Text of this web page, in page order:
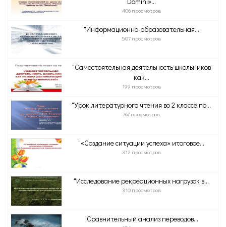
406 просмотров
"Информационно-образовательная...
507 просмотров
"Самостоятельная деятельность школьников
как...
199 просмотров
"Урок литературного чтения во 2 классе по...
767 просмотров
"«Создание ситуации успеха» итоговое...
312 просмотров
"Исследование рекреационных нагрузок в...
310 просмотров
"Сравнительный анализ переводов...